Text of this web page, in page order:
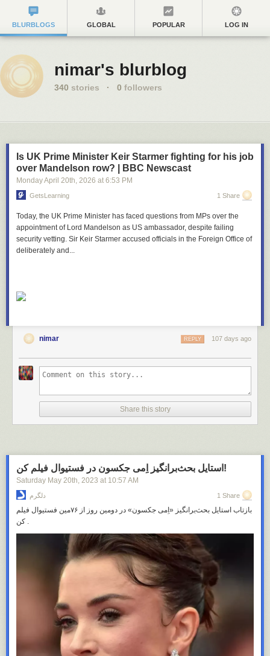
BLURBLOGS GLOBAL POPULAR LOG IN
nimar's blurblog
340 stories · 0 followers
Is UK Prime Minister Keir Starmer fighting for his job
over Mandelson row? | BBC Newscast
Monday April 20th, 2026 at 6:53 PM
GetsLearning 1 Share
Today, the UK Prime Minister has faced questions from MPs over the
appointment of Lord Mandelson as US ambassador, despite failing
security vetting. Sir Keir Starmer accused officials in the Foreign Office of
deliberately and...
nimar 107 days ago
REPLY
Share this story
استایل بحث‌برانگیز اِمی جکسون در فستیوال فیلم کن!
Saturday May 20th, 2023 at 10:57 AM
دلگرم 1 Share
بازتاب استایل بحث‌برانگیز «اِمی جکسون» در دومین روز از ۷۶مین فستیوال فیلم
کن .